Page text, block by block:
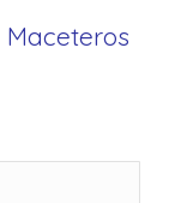
Maceteros